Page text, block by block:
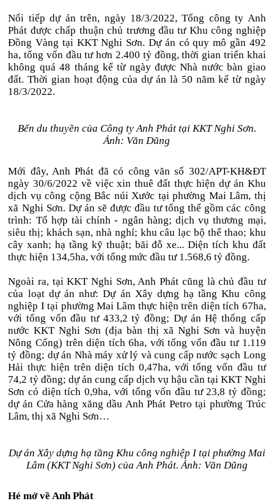
Nối tiếp dự án trên, ngày 18/3/2022, Tổng công ty Anh
Phát được chấp thuận chủ trương đầu tư Khu công nghiệp
Đồng Vàng tại KKT Nghi Sơn. Dự án có quy mô gần 492
ha, tổng vốn đầu tư hơn 2.400 tỷ đồng, thời gian triển khai
không quá 48 tháng kể từ ngày được Nhà nước bàn giao
đất. Thời gian hoạt động của dự án là 50 năm kể từ ngày
18/3/2022.
Bến du thuyền của Công ty Anh Phát tại KKT Nghi Sơn.
Ảnh: Văn Dũng
Mới đây, Anh Phát đã có công văn số 302/APT-KH&ĐT
ngày 30/6/2022 về việc xin thuê đất thực hiện dự án Khu
dịch vụ công cộng Bắc núi Xước tại phường Mai Lâm, thị
xã Nghi Sơn. Dự án sẽ được đầu tư tổng thể gồm các công
trình: Tổ hợp tài chính - ngân hàng; dịch vụ thương mại,
siêu thị; khách sạn, nhà nghỉ; khu câu lạc bộ thể thao; khu
cây xanh; hạ tầng kỹ thuật; bãi đỗ xe... Diện tích khu đất
thực hiện 134,5ha, với tổng mức đầu tư 1.568,6 tỷ đồng.
Ngoài ra, tại KKT Nghi Sơn, Anh Phát cũng là chủ đầu tư
của loạt dự án như: Dự án Xây dựng hạ tầng Khu công
nghiệp I tại phường Mai Lâm thực hiện trên diện tích 67ha,
với tổng vốn đầu tư 433,2 tỷ đồng; Dự án Hệ thống cấp
nước KKT Nghi Sơn (địa bàn thị xã Nghi Sơn và huyện
Nông Cống) trên diện tích 6ha, với tổng vốn đầu tư 1.119
tỷ đồng; dự án Nhà máy xử lý và cung cấp nước sạch Long
Hải thực hiện trên diện tích 0,47ha, với tổng vốn đầu tư
74,2 tỷ đồng; dự án cung cấp dịch vụ hậu cần tại KKT Nghi
Sơn có diện tích 0,9ha, với tổng vốn đầu tư 23,8 tỷ đồng;
dự án Cửa hàng xăng dầu Anh Phát Petro tại phường Trúc
Lâm, thị xã Nghi Sơn…
Dự án Xây dựng hạ tầng Khu công nghiệp I tại phường Mai
Lâm (KKT Nghi Sơn) của Anh Phát. Ảnh: Văn Dũng
Hé mở về Anh Phát